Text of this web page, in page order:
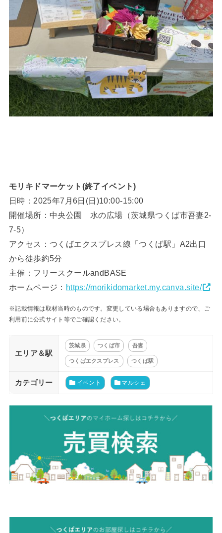
モリキドマーケット(終了イベント)
日時：2025年7月6日(日)10:00-15:00
開催場所：中央公園 水の広場（茨城県つくば市吾妻2-
7-5）
アクセス：つくばエクスプレス線「つくば駅」A2出口
から徒歩約5分
主催：フリースクールandBASE
ホームページ： https://morikidomarket.my.canva.site/
※記載情報は取材当時のものです。変更している場合もありますので、ご
利用前に公式サイト等でご確認ください。
エリア＆駅
茨城県 つくば市 吾妻
つくばエクスプレス つくば駅
カテゴリー イベント マルシェ